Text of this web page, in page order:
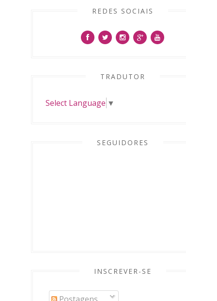
REDES SOCIAIS
TRADUTOR
Select Language ▼
SEGUIDORES
INSCREVER-SE